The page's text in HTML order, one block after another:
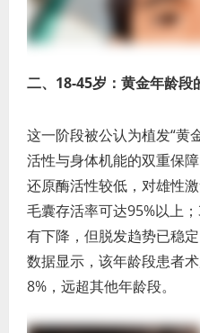
二、18-45岁：黄金年龄段
这一阶段被公认为植发“黄
活性与身体机能的双重保
还原酶活性较低，对雄性
毛囊存活率可达95%以上
有下降，但脱发趋势已稳
数据显示，该年龄段患者
8%，远超其他年龄段。